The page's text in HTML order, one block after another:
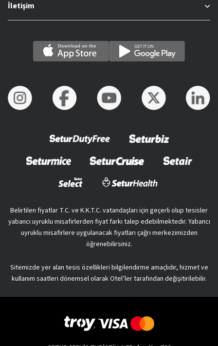
İletişim
Belirtilen fiyatlar T.C. ve K.K.T.C. vatandaşları için geçerli olup tesisler
yabancı uyruklu misafirlerden fiyat farkı talep edebilmektedir. Yabancı
uyruklu misafirlere uygulanacak fiyatları çağrı merkezimizden
öğrenebilirsiniz.
Sitemizde yer alan tesis özellikleri bilgilendirme amaçlıdır, hizmet ve
kullanım saatleri dönemsel olarak Otel’ler tarafından değişitirilebilir.